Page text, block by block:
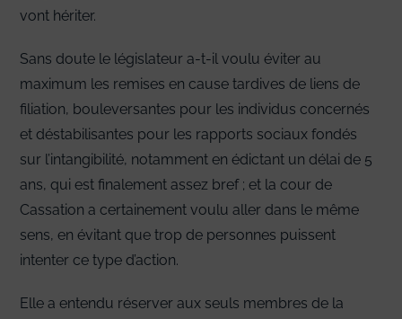
vont hériter.
Sans doute le législateur a-t-il voulu éviter au
maximum les remises en cause tardives de liens de
filiation, bouleversantes pour les individus concernés
et déstabilisantes pour les rapports sociaux fondés
sur l’intangibilité, notamment en édictant un délai de 5
ans, qui est finalement assez bref ; et la cour de
Cassation a certainement voulu aller dans le même
sens, en évitant que trop de personnes puissent
intenter ce type d’action.
Elle a entendu réserver aux seuls membres de la